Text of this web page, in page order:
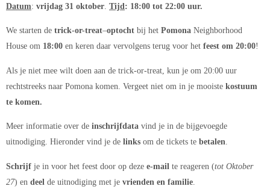
Datum: vrijdag 31 oktober Tijd: 18:00 tot 22:00 uur.
We starten de trick-or-treat–optocht bij het Pomona Neighborhood
House om 18:00 en keren daar vervolgens terug voor het feest om 20:00!
Als je niet mee wilt doen aan de trick-or-treat, kun je om 20:00 uur
rechtstreeks naar Pomona komen. Vergeet niet om in je mooiste kostuum
te komen.
Meer informatie over de inschrijfdata vind je in de bijgevoegde
uitnodiging. Hieronder vind je de links om de tickets te betalen
Schrijf je in voor het feest door op deze e-mail te reageren (tot Oktober
27) en deel de uitnodiging met je vrienden en familie